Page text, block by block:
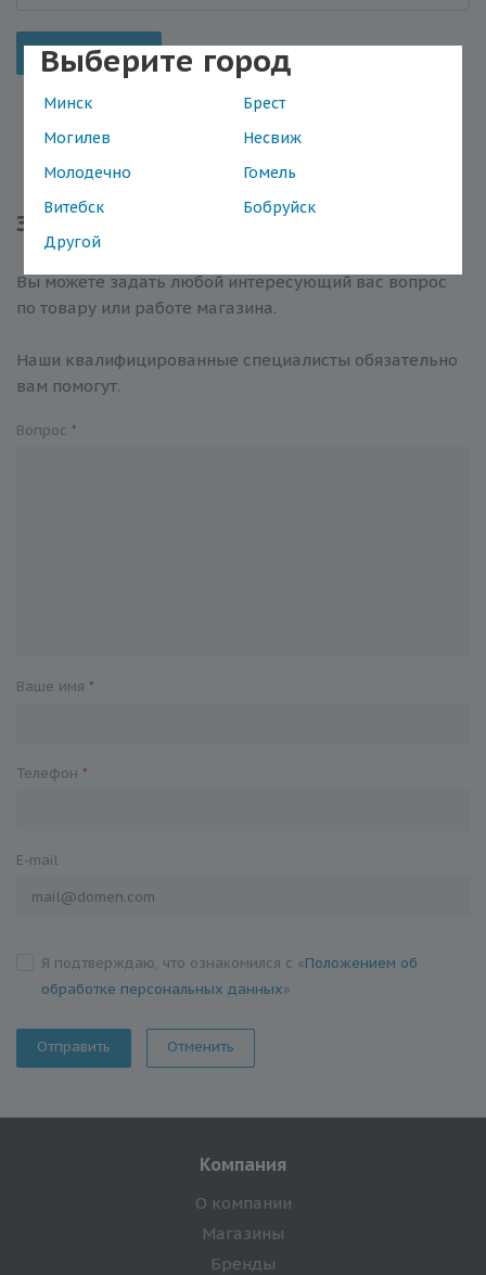
Выберите город
Минск
Брест
Могилев
Несвиж
Молодечно
Гомель
Витебск
Бобруйск
Другой
Отправить
Задать вопрос
Вы можете задать любой интересующий вас вопрос
по товару или работе магазина.
Наши квалифицированные специалисты обязательно
вам помогут.
Вопрос *
Ваше имя *
Телефон *
E-mail
Я подтверждаю, что ознакомился с «Положением об
обработке персональных данных»
Отменить
Компания
О компании
Магазины
Бренды